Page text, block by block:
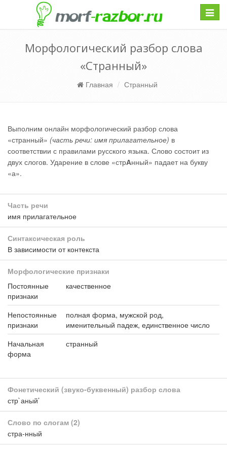
Морфологический разбор слова
«Странный»
Главная Странный
Выполним онлайн морфологический разбор слова
«странный» (часть речи: имя прилагательное) в
соответствии с правилами русского языка. Слово состоит из
двух слогов. Ударение в слове «стрАнный» падает на букву
«а».
Часть речи
имя прилагательное
Синтаксическая роль
В зависимости от контекста
Морфологические признаки
Постоянные
признаки
качественное
Непостоянные
признаки
полная форма, мужской род,
именительный падеж, единственное число
Начальная
форма
странный
Фонетический (звуко-буквенный) разбор слова
стр`аный’
Слово по слогам (2)
стра-нный